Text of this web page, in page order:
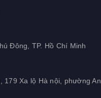
Đông, TP. Hồ Chí Minh
179 Xa lộ Hà nội, phường An